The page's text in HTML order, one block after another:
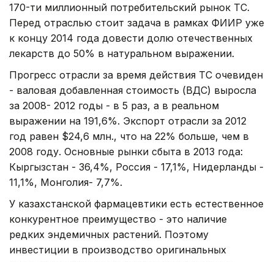
170-ти миллионный потребительский рынок ТС.
Перед отраслью стоит задача в рамках ФИИР уже
к концу 2014 года довести долю отечественных
лекарств до 50% в натуральном выражении.
Прогресс отрасли за время действия ТС очевиден
- валовая добавленная стоимость (ВДС) выросла
за 2008- 2012 годы - в 5 раз, а в реальном
выражении на 191,6%. Экспорт отрасли за 2012
год равен $24,6 млн., что на 22% больше, чем в
2008 году. Основные рынки сбыта в 2013 года:
Кыргызстан - 36,4%, Россия - 17,1%, Нидерланды -
11,1%, Монголия- 7,7%.
У казахстанской фармацевтики есть естественное
конкурентное преимущество - это наличие
редких эндемичных растений. Поэтому
инвестиции в производство оригинальных